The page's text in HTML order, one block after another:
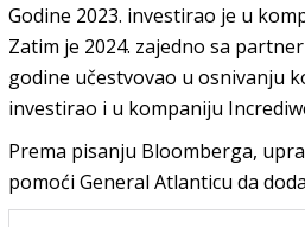
Godine 2023. investirao je u
Zatim je 2024. zajedno sa
godine učestvovao u osnivanju
investirao i u kompaniju
Prema pisanju Bloomberga,
pomoći General Atlanticu da